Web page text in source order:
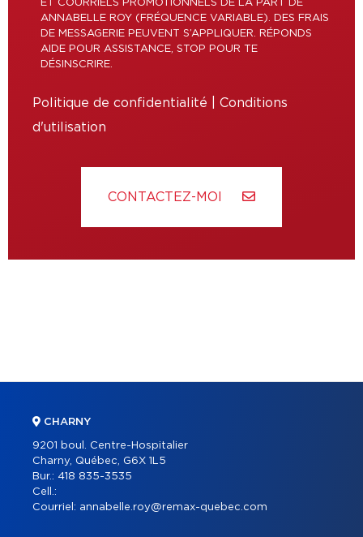
ET COURRIELS PROMOTIONNELS DE LA PART DE
ANNABELLE ROY (FRÉQUENCE VARIABLE). DES FRAIS
DE MESSAGERIE PEUVENT S’APPLIQUER. RÉPONDS
AIDE POUR ASSISTANCE, STOP POUR TE
DÉSINSCRIRE.
Politique de confidentialité
Conditions
d'utilisation
CONTACTEZ-MOI
CHARNY
9201 boul. Centre-Hospitalier
Charny, Québec, G6X 1L5
Bur.: 418 835-3535
Cell.:
Courriel: annabelle.roy@remax-quebec.com